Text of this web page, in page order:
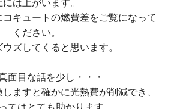
には上がいます。
キュートの燃費差をご覧になって
ください。
ズしてくると思います。
面目な話を少し・・・
ますと確かに光熱費が削減でき、